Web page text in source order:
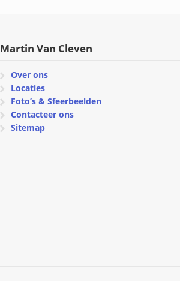
Martin Van Cleven
Over ons
Locaties
Foto’s & Sfeerbeelden
Contacteer ons
Sitemap